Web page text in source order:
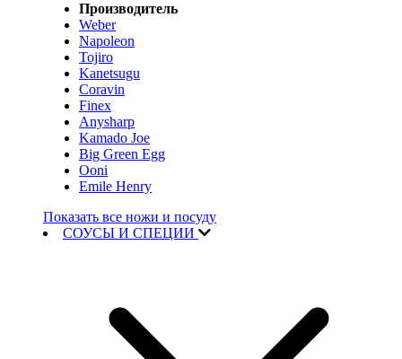
Производитель
Weber
Napoleon
Tojiro
Kanetsugu
Coravin
Finex
Anysharp
Kamado Joe
Big Green Egg
Ooni
Emile Henry
Показать все ножи и посуду
СОУСЫ И СПЕЦИИ